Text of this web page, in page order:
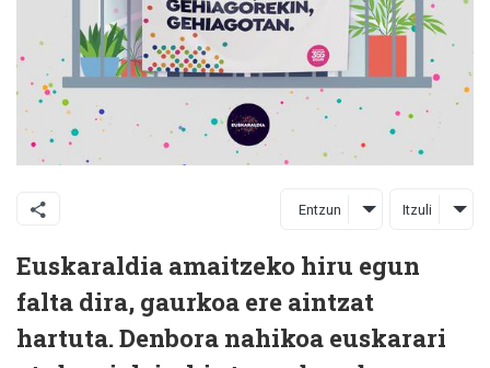
Entzun Itzuli
Euskaraldia amaitzeko hiru egun
falta dira, gaurkoa ere aintzat
hartuta. Denbora nahikoa euskarari